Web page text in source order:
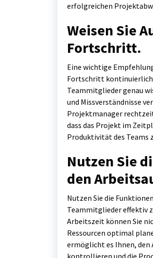
erfolgreichen
Weisen Sie
Fortschritt.
Eine wichtige
Fortschritt kontinuierlich
Teammitglieder genau
und Missverständnisse
Projektmanager
dass das Projekt im
Produktivität des Teams
Nutzen Sie
den
Nutzen Sie die
Teammitglieder effektiv
Arbeitszeit können Sie
Ressourcen optimal
ermöglicht es Ihnen, den
kontrollieren und die